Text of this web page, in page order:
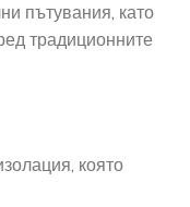
пътувания, като
традиционните
която